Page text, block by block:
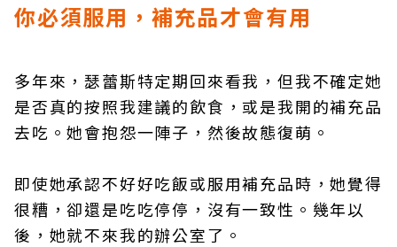
你必須服用，補充品才會有用
多年來，瑟蕾斯特定期回來看我，但我不確定她
是否真的按照我建議的飲食，或是我開的補充品
去吃。她會抱怨一陣子，然後故態復萌。
即使她承認不好好吃飯或服用補充品時，她覺得
很糟，卻還是吃吃停停，沒有一致性。幾年以
後，她就不來我的辦公室了。